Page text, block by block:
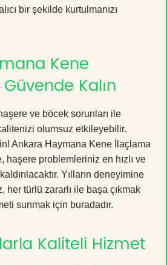
bir şekilde kurtulmanızı
Kene
Kalın
ve böcek sorunları ile
olumsuz etkileyebilir.
Ankara Haymana Kene İlaçlama
haşere problemleriniz en hızlı ve
Yılların deneyimine
her türlü zararlı ile başa çıkmak
sunmak için buradadır.
Kaliteli Hizmet